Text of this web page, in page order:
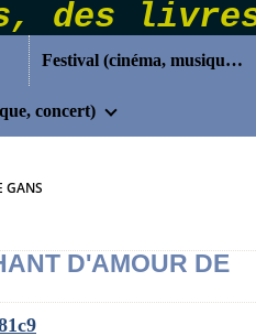
Festival (cinéma, musique...)
concert)
GANS
D'AMOUR DE